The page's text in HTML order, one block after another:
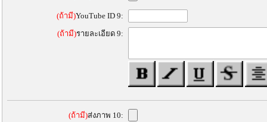
(ถ้ามี)YouTube ID 9:
(ถ้ามี)รายละเอียด 9:
(ถ้ามี)ส่งภาพ 10: